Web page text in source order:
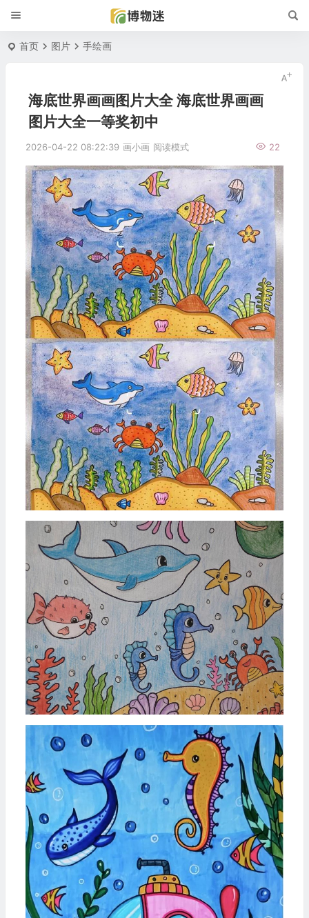
首页 图片 手绘画
海底世界画画图片大全 海底世界画画
图片大全一等奖初中
2026-04-22 08:22:39 画小画 22
阅读模式